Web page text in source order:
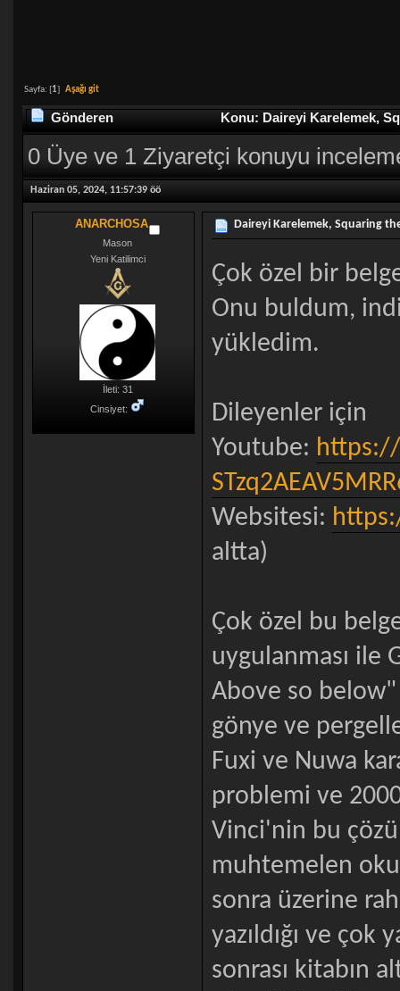
Sayfa: [1] Aşağı git
Gönderen Konu: Daireyi Karelemek,
0 Üye ve 1 Ziyaretçi konuyu
Haziran 05, 2024, 11:57:39 öö
ANARCHOSA
Mason
Yeni Katilimci
İleti: 31
Cinsiyet:
Daireyi Karelemek, Squaring
Çok özel bir
Onu buldum,
yükledim.
Dileyenler için
Youtube: https://
Websitesi:
altta)
Çok özel bu
uygulanması ile
Above so below"
gönye ve
Fuxi ve Nuwa
problemi ve
Vinci'nin bu
muhtemelen
sonra üzerine
yazıldığı ve çok
sonrası kitabın